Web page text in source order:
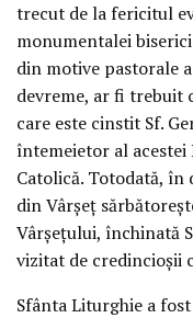
trecut de la fericitul
monumentalei
din motive pastorale
devreme, ar fi trebuit
care este cinstit Sf.
întemeietor al acestei
Catolică. Totodată, în
din Vârşeţ
Vârşeţului, închinată
vizitat de credincioşii
Sfânta Liturghie a